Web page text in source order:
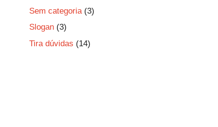
Sem categoria (3)
Slogan (3)
Tira dúvidas (14)